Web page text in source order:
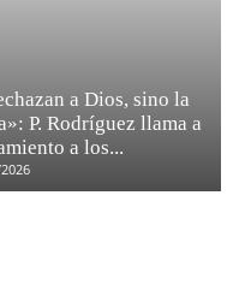
a Dios, sino la
P. Rodríguez llama a
a los...